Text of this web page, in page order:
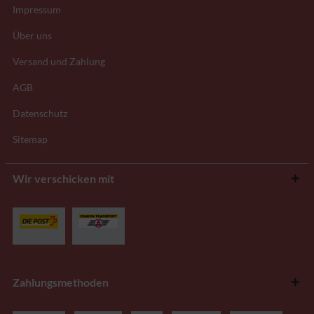
Impressum
Über uns
Versand und Zahlung
AGB
Datenschutz
Sitemap
Wir verschicken mit
Zahlungsmethoden